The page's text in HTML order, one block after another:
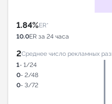
1.84%ER*
10.0ER за 24 часа
2Среднее число рекламных
1- 1/24
0- 2/48
0- 3/72